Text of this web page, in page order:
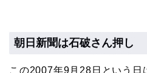
朝日新聞は石破さん押し
この2007年9月28日という日